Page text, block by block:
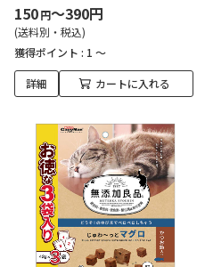
150円～390円
(送料別・税込)
獲得ポイント : 1 ～
詳細 カートに入れる